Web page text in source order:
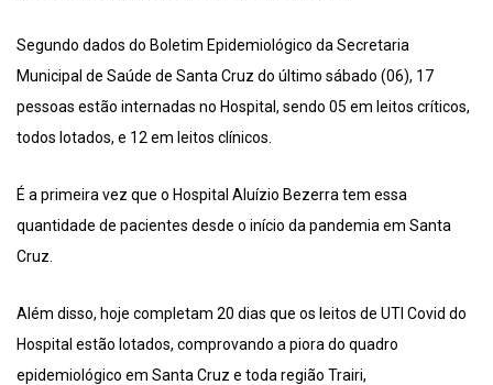
Segundo dados do Boletim Epidemiológico da Secretaria
Municipal de Saúde de Santa Cruz do último sábado (06), 17
pessoas estão internadas no Hospital, sendo 05 em leitos críticos,
todos lotados, e 12 em leitos clínicos.
É a primeira vez que o Hospital Aluízio Bezerra tem essa
quantidade de pacientes desde o início da pandemia em Santa
Cruz.
Além disso, hoje completam 20 dias que os leitos de UTI Covid do
Hospital estão lotados, comprovando a piora do quadro
epidemiológico em Santa Cruz e toda região Trairi,